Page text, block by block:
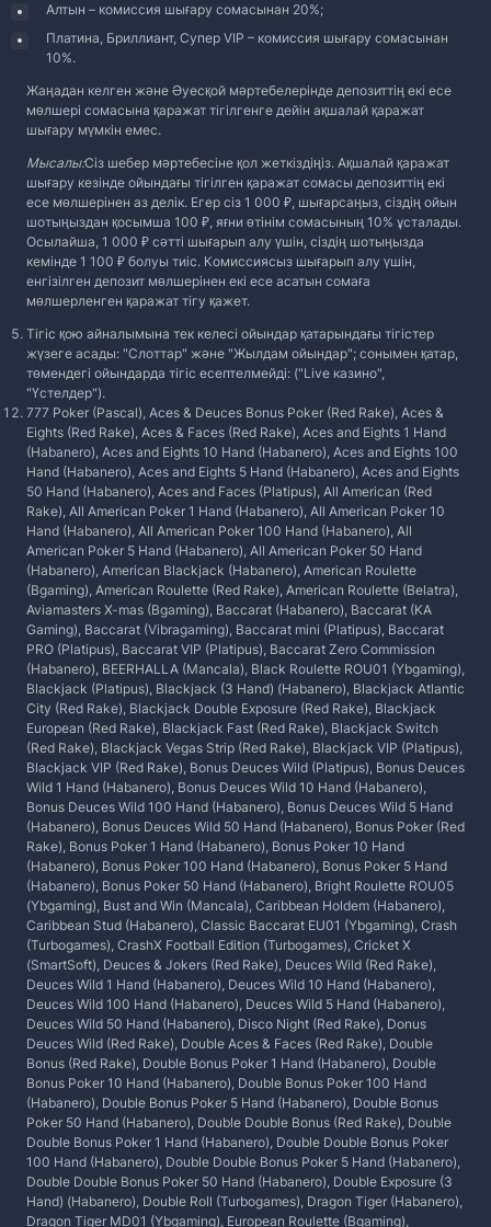
Алтын – комиссия шығару сомасынан 20%;
Платина, Бриллиант, Супер VIP – комиссия шығару сомасынан
10%.
Жаңадан келген және Әуесқой мәртебелерінде депозиттің екі есе
мөлшері сомасына қаражат тігілгенге дейін ақшалай қаражат
шығару мүмкін емес.
Мысалы:Сіз шебер мәртебесіне қол жеткіздіңіз. Ақшалай қаражат
шығару кезінде ойындағы тігілген қаражат сомасы депозиттің екі
есе мөлшерінен аз делік. Егер cіз 1 000 ₽, шығарсаңыз, сіздің ойын
шотыңыздан қосымша 100 ₽, яғни өтінім сомасының 10% ұсталады.
Осылайша, 1 000 ₽ сәтті шығарып алу үшін, сіздің шотыңызда
кемінде 1 100 ₽ болуы тиіс. Комиссиясыз шығарып алу үшін,
енгізілген депозит мөлшерінен екі есе асатын сомаға
мөлшерленген қаражат тігу қажет.
Тігіс қою айналымына тек келесі ойындар қатарындағы тігістер
жүзеге асады: "Слоттар" және "Жылдам ойындар"; сонымен қатар,
төмендегі ойындарда тігіс есептелмейді: ("Live казино",
"Үстелдер").
777 Poker (Pascal), Aces & Deuces Bonus Poker (Red Rake), Aces &
Eights (Red Rake), Aces & Faces (Red Rake), Aces and Eights 1 Hand
(Habanero), Aces and Eights 10 Hand (Habanero), Aces and Eights 100
Hand (Habanero), Aces and Eights 5 Hand (Habanero), Aces and Eights
50 Hand (Habanero), Aces and Faces (Platipus), All American (Red
Rake), All American Poker 1 Hand (Habanero), All American Poker 10
Hand (Habanero), All American Poker 100 Hand (Habanero), All
American Poker 5 Hand (Habanero), All American Poker 50 Hand
(Habanero), American Blackjack (Habanero), American Roulette
(Bgaming), American Roulette (Red Rake), American Roulette (Belatra),
Aviamasters X-mas (Bgaming), Baccarat (Habanero), Baccarat (KA
Gaming), Baccarat (Vibragaming), Baccarat mini (Platipus), Baccarat
PRO (Platipus), Baccarat VIP (Platipus), Baccarat Zero Commission
(Habanero), BEERHALLA (Mancala), Black Roulette ROU01 (Ybgaming),
Blackjack (Platipus), Blackjack (3 Hand) (Habanero), Blackjack Atlantic
City (Red Rake), Blackjack Double Exposure (Red Rake), Blackjack
European (Red Rake), Blackjack Fast (Red Rake), Blackjack Switch
(Red Rake), Blackjack Vegas Strip (Red Rake), Blackjack VIP (Platipus),
Blackjack VIP (Red Rake), Bonus Deuces Wild (Platipus), Bonus Deuces
Wild 1 Hand (Habanero), Bonus Deuces Wild 10 Hand (Habanero),
Bonus Deuces Wild 100 Hand (Habanero), Bonus Deuces Wild 5 Hand
(Habanero), Bonus Deuces Wild 50 Hand (Habanero), Bonus Poker (Red
Rake), Bonus Poker 1 Hand (Habanero), Bonus Poker 10 Hand
(Habanero), Bonus Poker 100 Hand (Habanero), Bonus Poker 5 Hand
(Habanero), Bonus Poker 50 Hand (Habanero), Bright Roulette ROU05
(Ybgaming), Bust and Win (Mancala), Caribbean Holdem (Habanero),
Caribbean Stud (Habanero), Classic Baccarat EU01 (Ybgaming), Crash
(Turbogames), CrashX Football Edition (Turbogames), Cricket X
(SmartSoft), Deuces & Jokers (Red Rake), Deuces Wild (Red Rake),
Deuces Wild 1 Hand (Habanero), Deuces Wild 10 Hand (Habanero),
Deuces Wild 100 Hand (Habanero), Deuces Wild 5 Hand (Habanero),
Deuces Wild 50 Hand (Habanero), Disco Night (Red Rake), Donus
Deuces Wild (Red Rake), Double Aces & Faces (Red Rake), Double
Bonus (Red Rake), Double Bonus Poker 1 Hand (Habanero), Double
Bonus Poker 10 Hand (Habanero), Double Bonus Poker 100 Hand
(Habanero), Double Bonus Poker 5 Hand (Habanero), Double Bonus
Poker 50 Hand (Habanero), Double Double Bonus (Red Rake), Double
Double Bonus Poker 1 Hand (Habanero), Double Double Bonus Poker
100 Hand (Habanero), Double Double Bonus Poker 5 Hand (Habanero),
Double Double Bonus Poker 50 Hand (Habanero), Double Exposure (3
Hand) (Habanero), Double Roll (Turbogames), Dragon Tiger (Habanero),
Dragon Tiger MD01 (Ybgaming), European Roulette (Bgaming),